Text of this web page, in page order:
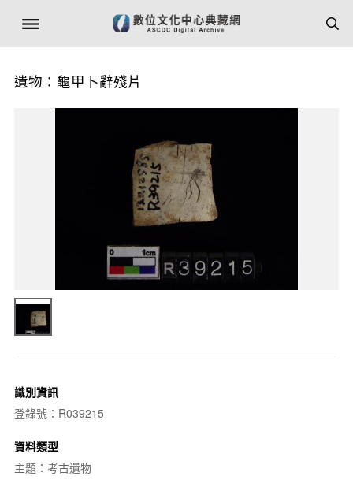
遺物：龜甲卜辭殘片
識別資訊
登錄號：R039215
資料類型
主題：考古遺物